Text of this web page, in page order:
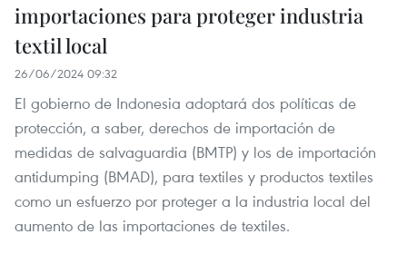
importaciones para proteger industria
textil local
26/06/2024 09:32
El gobierno de Indonesia adoptará dos políticas de
protección, a saber, derechos de importación de
medidas de salvaguardia (BMTP) y los de importación
antidumping (BMAD), para textiles y productos textiles
como un esfuerzo por proteger a la industria local del
aumento de las importaciones de textiles.